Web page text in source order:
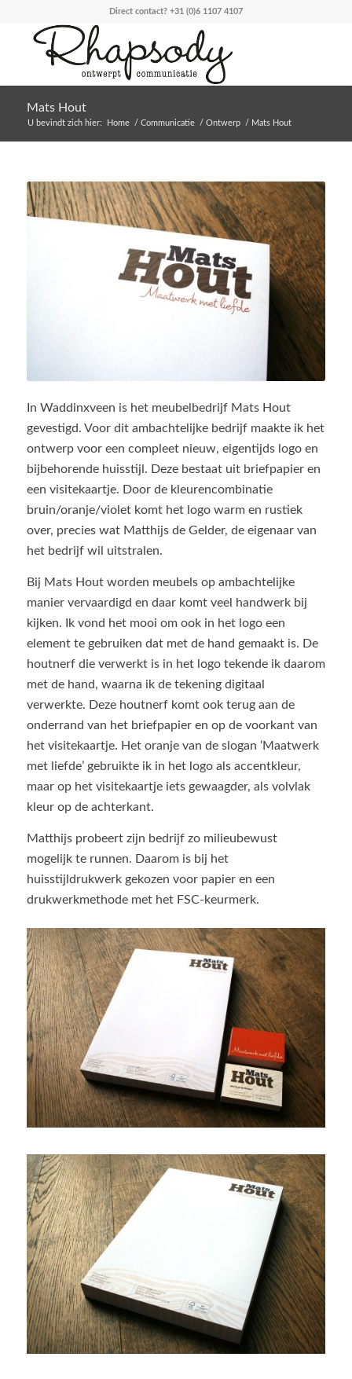
Direct contact? +31 (0)6 1107 4107
Mats Hout
U bevindt zich hier: Home / Communicatie / Ontwerp / Mats Hout
In Waddinxveen is het meubelbedrijf Mats Hout
gevestigd. Voor dit ambachtelijke bedrijf maakte ik het
ontwerp voor een compleet nieuw, eigentijds logo en
bijbehorende huisstijl. Deze bestaat uit briefpapier en
een visitekaartje. Door de kleurencombinatie
bruin/oranje/violet komt het logo warm en rustiek
over, precies wat Matthijs de Gelder, de eigenaar van
het bedrijf wil uitstralen.
Bij Mats Hout worden meubels op ambachtelijke
manier vervaardigd en daar komt veel handwerk bij
kijken. Ik vond het mooi om ook in het logo een
element te gebruiken dat met de hand gemaakt is. De
houtnerf die verwerkt is in het logo tekende ik daarom
met de hand, waarna ik de tekening digitaal
verwerkte. Deze houtnerf komt ook terug aan de
onderrand van het briefpapier en op de voorkant van
het visitekaartje. Het oranje van de slogan ‘Maatwerk
met liefde’ gebruikte ik in het logo als accentkleur,
maar op het visitekaartje iets gewaagder, als volvlak
kleur op de achterkant.
Matthijs probeert zijn bedrijf zo milieubewust
mogelijk te runnen. Daarom is bij het
huisstijldrukwerk gekozen voor papier en een
drukwerkmethode met het FSC-keurmerk.